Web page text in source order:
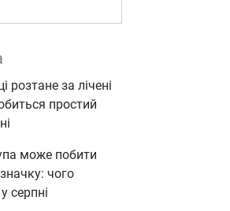
розтане за лічені
простий
може побити
чого
серпні